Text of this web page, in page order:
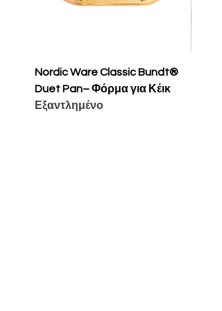
Nordic Ware Classic Bundt®
Duet Pan– Φόρμα για Κέικ
Εξαντλημένο